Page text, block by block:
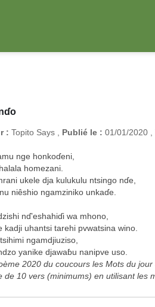
: Topito Says , Publié le : 01/01/2020 ,
nge honkoɗeni,
homezani.
ukele dja kulukulu ntsingo nɗe,
niêshio ngamziniko unkaɗe.
nɗ’eshahiɗi wa mhono,
kadji uhantsi tarehi pvwatsina wino.
ngamdjiuziso,
yanike djawaɓu nanipve uso.
2020 du coucours les Mots du
de 10 vers (minimums) en utilisant les